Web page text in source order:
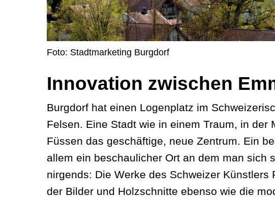
Foto: Stadtmarketing Burgdorf
Innovation zwischen
Burgdorf hat einen Logenplatz im
Felsen. Eine Stadt wie in einem Traum, in
Füssen das geschäftige, neue Zentrum. Ein
allem ein beschaulicher Ort an dem man sich
nirgends: Die Werke des Schweizer
der Bilder und Holzschnitte ebenso wie die